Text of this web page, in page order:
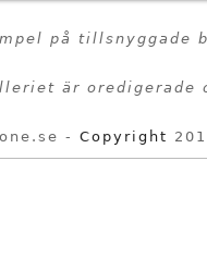
på tillsnyggade
är oredigerade
- Copyright